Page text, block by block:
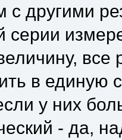
с другими
серии
все
в единую
у них
- да,